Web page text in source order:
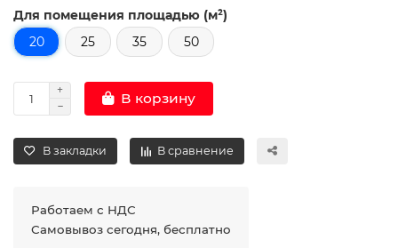
Для помещения площадью (м²)
20
25 35 50
В корзину
В закладки В сравнение
Работаем с НДС
Самовывоз сегодня, бесплатно